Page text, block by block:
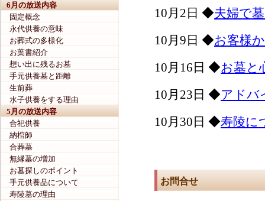
6月の放送内容
固定概念
永代供養の意味
お葬式の多様化
お葉書紹介
想い出に残るお墓
手元供養墓と距離
生前葬
水子供養をする理由
5月の放送内容
合祀供養
納棺師
合葬墓
無縁墓の増加
お墓探しのポイント
手元供養品について
寿陵墓の理由
10月2日 ◆夫婦で
10月9日 ◆お客様
10月16日 ◆お墓と
10月23日 ◆アドバ
10月30日 ◆寿陵に
お問合せ